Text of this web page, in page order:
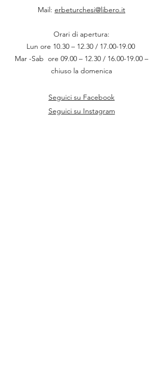
Mail: erbeturchesi@libero.it
Orari di apertura:
Lun ore 10.30 – 12.30 / 17.00-19.00
Mar -Sab ore 09.00 – 12.30 / 16.00-19.00 –
chiuso la domenica
Seguici su Facebook
Seguici su Instagram